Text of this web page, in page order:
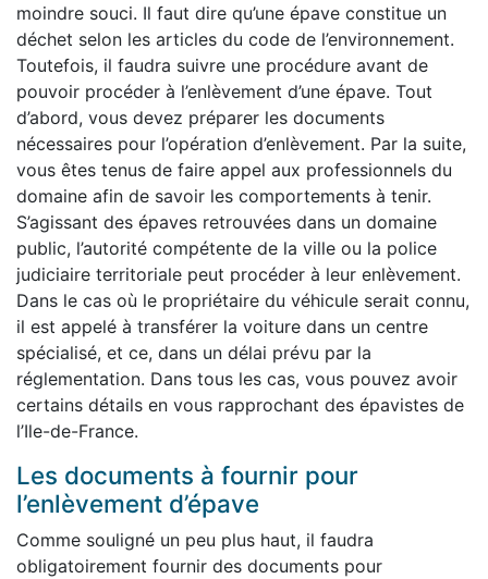
moindre souci. Il faut dire qu’une épave constitue un
déchet selon les articles du code de l’environnement.
Toutefois, il faudra suivre une procédure avant de
pouvoir procéder à l’enlèvement d’une épave. Tout
d’abord, vous devez préparer les documents
nécessaires pour l’opération d’enlèvement. Par la suite,
vous êtes tenus de faire appel aux professionnels du
domaine afin de savoir les comportements à tenir.
S’agissant des épaves retrouvées dans un domaine
public, l’autorité compétente de la ville ou la police
judiciaire territoriale peut procéder à leur enlèvement.
Dans le cas où le propriétaire du véhicule serait connu,
il est appelé à transférer la voiture dans un centre
spécialisé, et ce, dans un délai prévu par la
réglementation. Dans tous les cas, vous pouvez avoir
certains détails en vous rapprochant des épavistes de
l’Ile-de-France.
Les documents à fournir pour
l’enlèvement d’épave
Comme souligné un peu plus haut, il faudra
obligatoirement fournir des documents pour